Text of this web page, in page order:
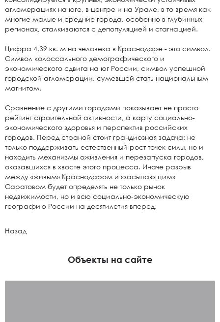
агломерациях на юге, в центре и на Урале, в то время как
многие малые и средние города, особенно в глубинных
регионах, сталкиваются с депопуляцией и стагнацией.
Цифра 4,39 кв. м на человека в Краснодаре - это символ.
Символ колоссального демографического и
экономического сдвига на юг России, символ успешной
городской агломерации, сумевшей стать национальным
магнитом.
Сравнение с другими городами показывает не просто
рейтинг строительной активности, а карту социально-
экономического здоровья и перспектив российских
городов. Перед страной стоит грандиозная задача: не
только поддерживать естественный рост точек силы, но и
находить механизмы оживления и перезапуска городов,
оказавшихся в хвосте этого процесса. Иначе разрыв
между «живым» Краснодаром и «засыпающим»
Саратовом будет определять не только рынок
недвижимости, но и всю социально-экономическую
географию России на десятилетия вперед.
Назад
Объекты на сайте